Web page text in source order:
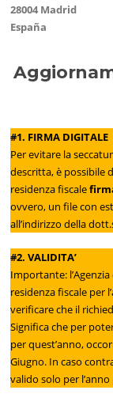
28004 Madrid
España
#1. FIRMA DIGITALE
Per evitare la
descritta, è possibile
residenza fiscale
ovvero, un file con
all’indirizzo della
#2. VALIDITA’
Importante:
residenza fiscale per
verificare che il
Significa che per
per quest’anno,
Giugno. In caso
valido solo per